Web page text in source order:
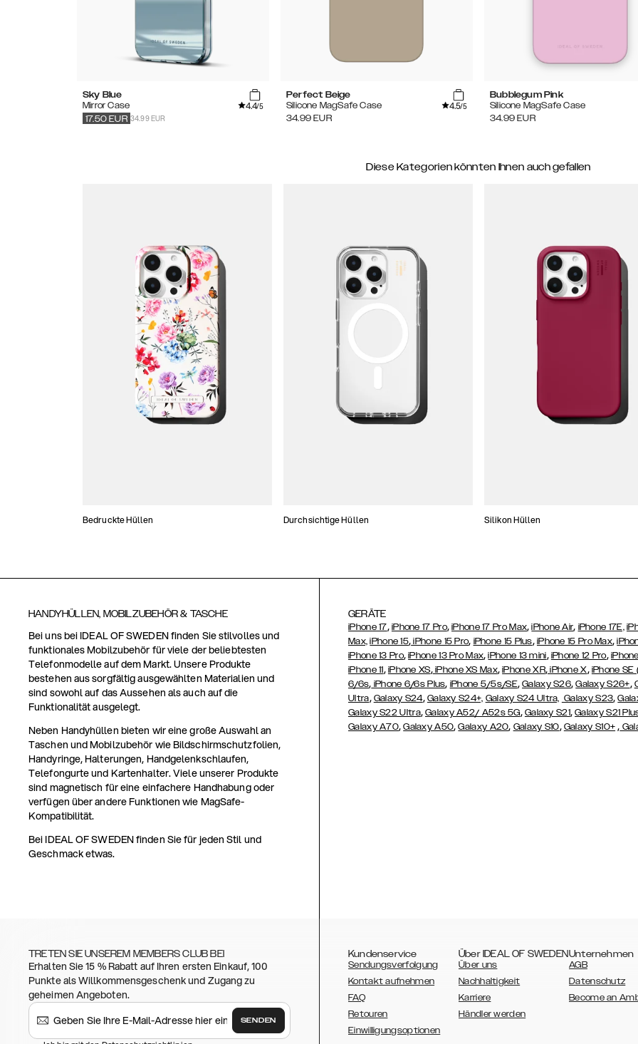
Sky Blue
Mirror Case
4.4/5
34.99 EUR
17.50 EUR
Perfect Beige
Silicone MagSafe Case
4.5/5
34.99 EUR
Bubblegum Pink
Silicone MagSafe Case
34.99 EUR
Diese Kategorien könnten Ihnen auch gefallen
Bedruckte Hüllen Durchsichtige Hüllen Silikon Hüllen
HANDYHÜLLEN, MOBILZUBEHÖR & TASCHE
Bei uns bei IDEAL OF SWEDEN finden Sie stilvolles und
funktionales Mobilzubehör für viele der beliebtesten
Telefonmodelle auf dem Markt. Unsere Produkte
bestehen aus sorgfältig ausgewählten Materialien und
sind sowohl auf das Aussehen als auch auf die
Funktionalität ausgelegt.
Neben Handyhüllen bieten wir eine große Auswahl an
Taschen und Mobilzubehör wie Bildschirmschutzfolien,
Handyringe, Halterungen, Handgelenkschlaufen,
Telefongurte und Kartenhalter. Viele unserer Produkte
sind magnetisch für eine einfachere Handhabung oder
verfügen über andere Funktionen wie MagSafe-
Kompatibilität.
Bei IDEAL OF SWEDEN finden Sie für jeden Stil und
Geschmack etwas.
GERÄTE
iPhone 17, iPhone 17 Pro,iPhone 17 Pro Max,iPhone Air, iPhone 17E,
Max, iPhone 15, iPhone 15 Pro, iPhone 15 Plus, iPhone 15 Pro Max,
iPhone 13 Pro,iPhone 13 Pro Max,iPhone 13 mini, iPhone 12 Pro,
iPhone 11, iPhone XS,iPhone XS Max,iPhone XR,iPhone X, iPhone
6/6s, iPhone 6/6s Plus, iPhone 5/5s/SE,Galaxy S26,Galaxy S26+,
Ultra, Galaxy S24, Galaxy S24+, Galaxy S24 Ultra, Galaxy S23,
Galaxy S22 Ultra,Galaxy A52/ A52s 5G, Galaxy S21,Galaxy S21
Galaxy A70,Galaxy A50,Galaxy A20, Galaxy S10, Galaxy S10+ ,
TRETEN SIE UNSEREM MEMBERS CLUB BEI
Erhalten Sie 15 % Rabatt auf Ihren ersten Einkauf, 100
Punkte als Willkommensgeschenk und Zugang zu
geheimen Angeboten.
SENDEN
Kundenservice
Sendungsverfolgung
Kontakt aufnehmen
FAQ
Retouren
Einwilligungsoptionen
Über IDEAL OF SWEDEN
Über uns
Nachhaltigkeit
Karriere
Händler werden
Unternehmen
AGB
Datenschutz
Become an